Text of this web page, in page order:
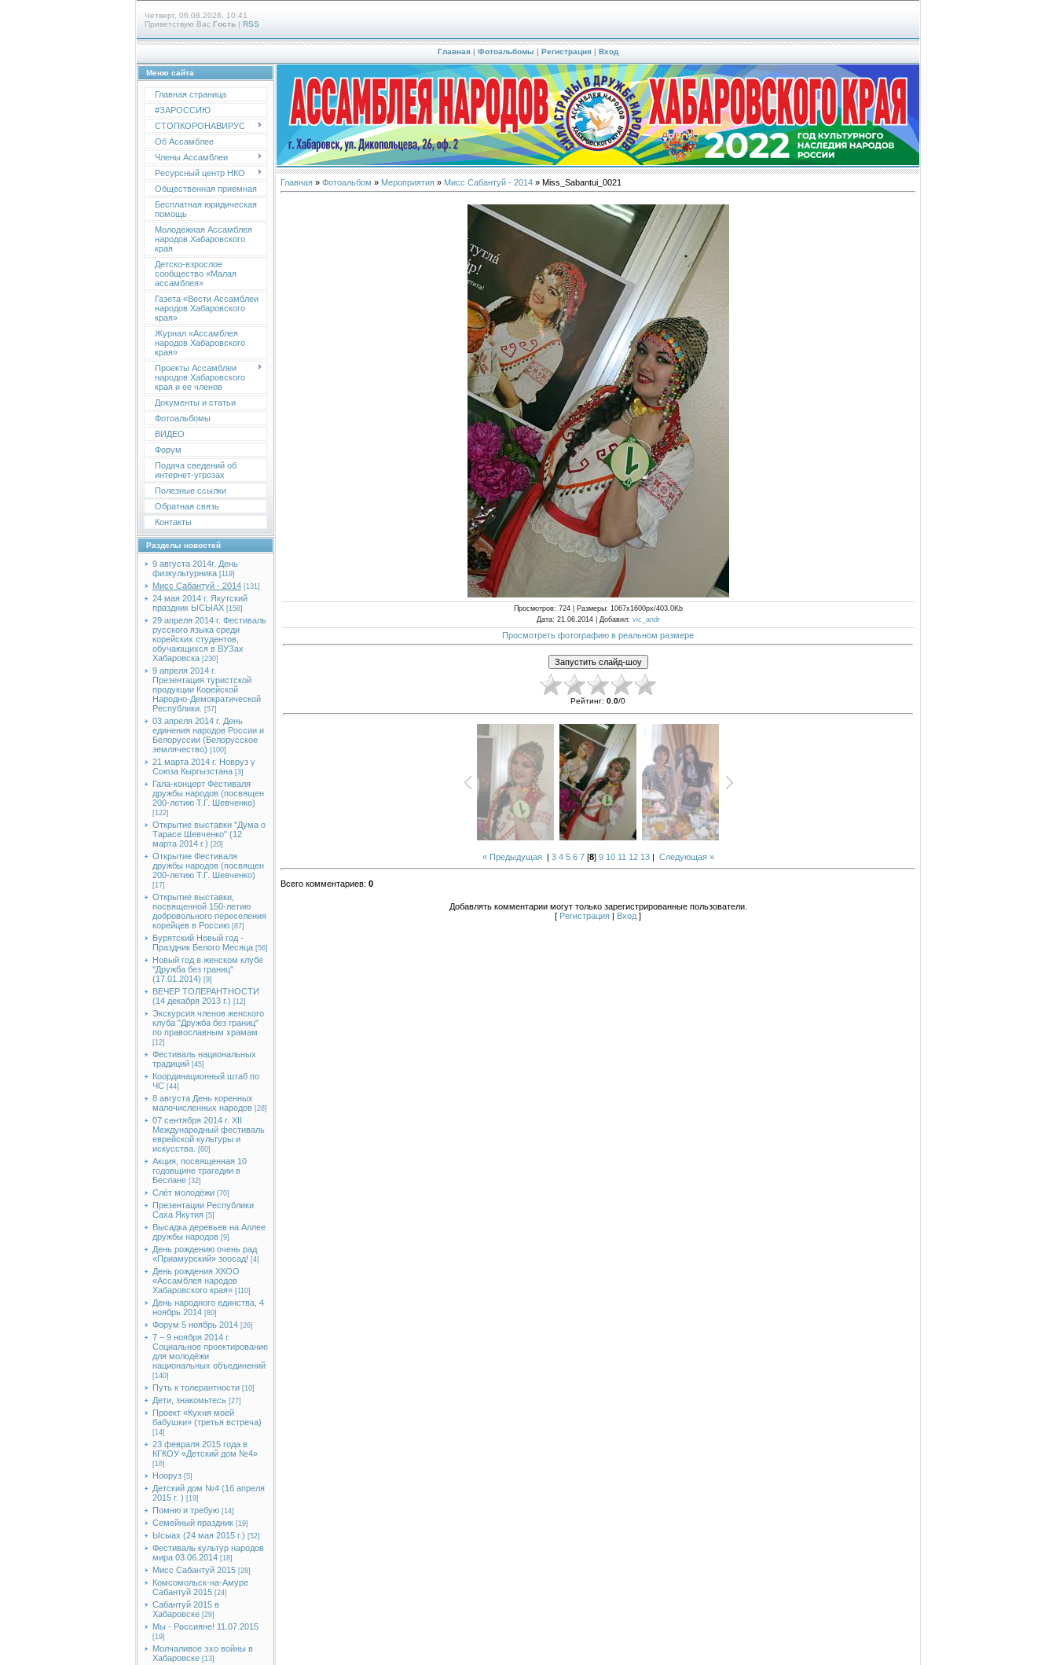
Четверг, 06.08.2026, 10:41
Приветствую Вас Гость | RSS
Главная | Фотоальбомы | Регистрация | Вход
Меню сайта
Главная страница
#ЗАРОССИЮ
СТОПКОРОНАВИРУС
Об Ассамблее
Члены Ассамблеи
Ресурсный центр НКО
Общественная приемная
Бесплатная юридическая
помощь
Молодёжная Ассамблея
народов Хабаровского
края
Детско-взрослое
сообщество «Малая
ассамблея»
Газета «Вести Ассамблеи
народов Хабаровского
края»
Журнал «Ассамблея
народов Хабаровского
края»
Проекты Ассамблеи
народов Хабаровского
края и ее членов
Документы и статьи
Фотоальбомы
ВИДЕО
Форум
Подача сведений об
интернет-угрозах
Полезные ссылки
Обратная связь
Контакты
Разделы новостей
9 августа 2014г. День
физкультурника [119]
Мисс Сабантуй - 2014 [131]
24 мая 2014 г. Якутский
праздник ЫСЫАХ [158]
29 апреля 2014 г. Фестиваль
русского языка среди
корейских студентов,
обучающихся в ВУЗах
Хабаровска [230]
9 апреля 2014 г.
Презентация туристской
продукции Корейской
Народно-Демократической
Республики.
[57]
03 апреля 2014 г. День
единения народов России и
Белоруссии (Белорусское
землячество) [100]
21 марта 2014 г. Новруз у
Союза Кыргызстана [3]
Гала-концерт Фестиваля
дружбы народов (посвящен
200-летию Т.Г. Шевченко)
[122]
Открытие выставки "Дума о
Тарасе Шевченко" (12
марта 2014 г.) [20]
Открытие Фестиваля
дружбы народов (посвящен
200-летию Т.Г. Шевченко)
[17]
Открытие выставки,
посвященной 150-летию
добровольного переселения
корейцев в Россию [87]
Бурятский Новый год -
Праздник Белого Месяца [56]
Новый год в женском клубе
"Дружба без границ"
(17.01.2014) [9]
ВЕЧЕР ТОЛЕРАНТНОСТИ
(14 декабря 2013 г.) [12]
Экскурсия членов женского
клуба "Дружба без границ"
по православным храмам
[12]
Фестиваль национальных
традиций [45]
Координационный штаб по
ЧС [44]
8 августа День коренных
малочисленных народов [28]
07 сентября 2014 г. XII
Международный фестиваль
еврейской культуры и
искусства.
[60]
Акция, посвященная 10
годовщине трагедии в
Беслане [32]
Слёт молодёжи [70]
Презентации Республики
Саха Якутия [5]
Высадка деревьев на Аллее
дружбы народов [9]
День рождению очень рад
«Приамурский» зоосад! [4]
День рождения ХКОО
«Ассамблея народов
Хабаровского края» [110]
День народного единства, 4
ноябрь 2014 [80]
Форум 5 ноябрь 2014 [26]
7 – 9 ноября 2014 г.
Социальное проектирование
для молодёжи
национальных объединений
[140]
Путь к толерантности [10]
Дети, знакомьтесь [27]
Проект «Кухня моей
бабушки» (третья встреча)
[14]
23 февраля 2015 года в
КГКОУ «Детский дом №4»
[16]
Нооруз [5]
Детский дом №4 (16 апреля
2015 г. ) [19]
Помню и требую [14]
Семейный праздник [19]
Ысыах (24 мая 2015 г.) [52]
Фестиваль культур народов
мира 03.06.2014 [18]
Мисс Сабантуй 2015 [28]
Комсомольск-на-Амуре
Сабантуй 2015 [24]
Сабантуй 2015 в
Хабаровске [29]
Мы - Россияне! 11.07.2015
[19]
Молчаливое эхо войны в
Хабаровске [13]
Главная » Фотоальбом » Мероприятия » Мисс Сабантуй - 2014 » Miss_Sabantui_0021
Просмотров: 724 | Размеры: 1067x1600px/403.0Kb
Дата: 21.06.2014 | Добавил: vic_andr
Просмотреть фотографию в реальном размере
Рейтинг: 0.0/0
« Предыдущая| 3 4 5 6 7[8] 9 10 11 12 13| Следующая »
Всего комментариев: 0
Добавлять комментарии могут только зарегистрированные пользователи.
[ Регистрация Вход ]